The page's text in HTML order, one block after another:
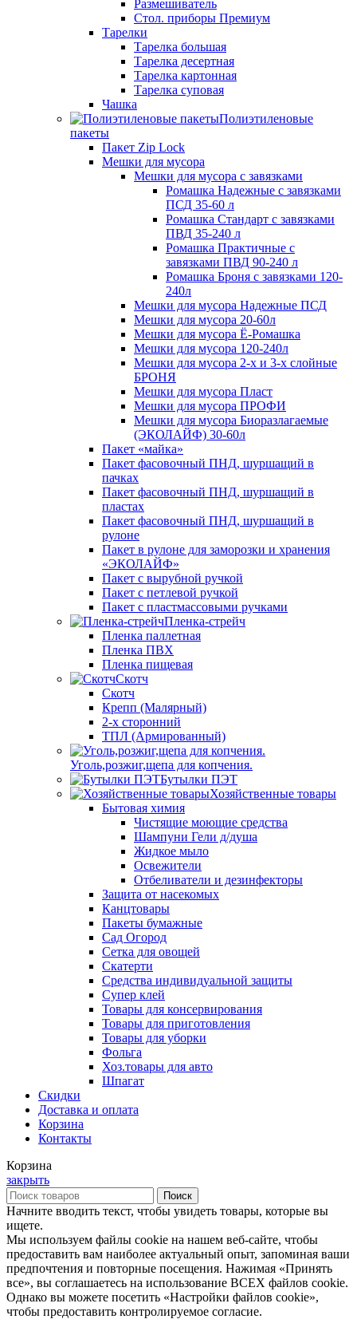
Размешиватель
Стол. приборы Премиум
Тарелки
Тарелка большая
Тарелка десертная
Тарелка картонная
Тарелка суповая
Чашка
Полиэтиленовые
пакеты
Пакет Zip Lock
Мешки для мусора
Мешки для мусора с завязками
Ромашка Надежные с завязками
ПСД 35-60 л
Ромашка Стандарт с завязками
ПВД 35-240 л
Ромашка Практичные с
завязками ПВД 90-240 л
Ромашка Броня с завязками 120-
240л
Мешки для мусора Надежные ПСД
Мешки для мусора 20-60л
Мешки для мусора Ё-Ромашка
Мешки для мусора 120-240л
Мешки для мусора 2-х и 3-х слойные
БРОНЯ
Мешки для мусора Пласт
Мешки для мусора ПРОФИ
Мешки для мусора Биоразлагаемые
(ЭКОЛАЙФ) 30-60л
Пакет «майка»
Пакет фасовочный ПНД, шуршащий в
пачках
Пакет фасовочный ПНД, шуршащий в
пластах
Пакет фасовочный ПНД, шуршащий в
рулоне
Пакет в рулоне для заморозки и хранения
«ЭКОЛАЙФ»
Пакет с вырубной ручкой
Пакет с петлевой ручкой
Пакет с пластмассовыми ручками
Пленка-стрейч
Пленка паллетная
Пленка ПВХ
Пленка пищевая
Скотч
Скотч
Крепп (Малярный)
2-х сторонний
ТПЛ (Армированный)
Уголь,розжиг,щепа для копчения.
Бутылки ПЭТ
Хозяйственные товары
Бытовая химия
Чистящие моющие средства
Шампуни Гели д/душа
Жидкое мыло
Освежители
Отбеливатели и дезинфекторы
Защита от насекомых
Канцтовары
Пакеты бумажные
Сад Огород
Сетка для овощей
Скатерти
Средства индивидуальной защиты
Супер клей
Товары для консервирования
Товары для приготовления
Товары для уборки
Фольга
Хоз.товары для авто
Шпагат
Скидки
Доставка и оплата
Корзина
Контакты
Корзина
закрыть
Поиск
Начните вводить текст, чтобы увидеть товары, которые вы
ищете.
Мы используем файлы cookie на нашем веб-сайте, чтобы
предоставить вам наиболее актуальный опыт, запоминая ваши
предпочтения и повторные посещения. Нажимая «Принять
все», вы соглашаетесь на использование ВСЕХ файлов cookie.
Однако вы можете посетить «Настройки файлов cookie»,
чтобы предоставить контролируемое согласие.